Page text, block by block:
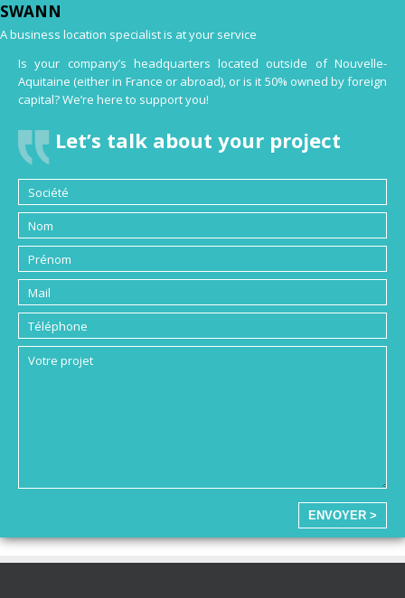
SWANN
A business location specialist is at your service
Is your company’s headquarters located outside of Nouvelle-
Aquitaine (either in France or abroad), or is it 50% owned by foreign
capital? We’re here to support you!
Let’s talk about your project
ENVOYER >